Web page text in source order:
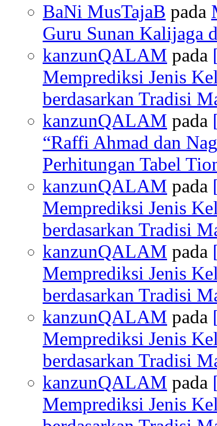
BaNi MusTajaB pada
Guru Sunan Kalijaga
kanzunQALAM pada
Memprediksi Jenis
berdasarkan Tradisi
kanzunQALAM pada
“Raffi Ahmad dan
Perhitungan Tabel
kanzunQALAM pada
Memprediksi Jenis
berdasarkan Tradisi
kanzunQALAM pada
Memprediksi Jenis
berdasarkan Tradisi
kanzunQALAM pada
Memprediksi Jenis
berdasarkan Tradisi
kanzunQALAM pada
Memprediksi Jenis